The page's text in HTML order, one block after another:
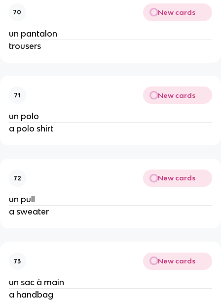
70 New cards
un pantalon
trousers
71 New cards
un polo
a polo shirt
72 New cards
un pull
a sweater
73 New cards
un sac à main
a handbag